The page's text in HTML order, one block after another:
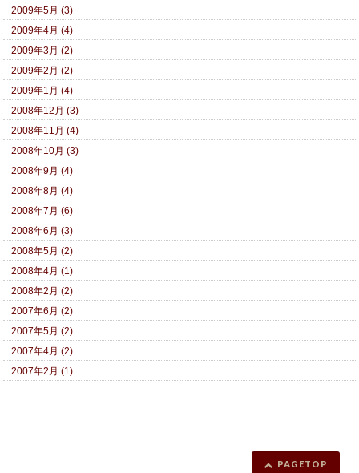
2009年5月 (3)
2009年4月 (4)
2009年3月 (2)
2009年2月 (2)
2009年1月 (4)
2008年12月 (3)
2008年11月 (4)
2008年10月 (3)
2008年9月 (4)
2008年8月 (4)
2008年7月 (6)
2008年6月 (3)
2008年5月 (2)
2008年4月 (1)
2008年2月 (2)
2007年6月 (2)
2007年5月 (2)
2007年4月 (2)
2007年2月 (1)
PAGETOP